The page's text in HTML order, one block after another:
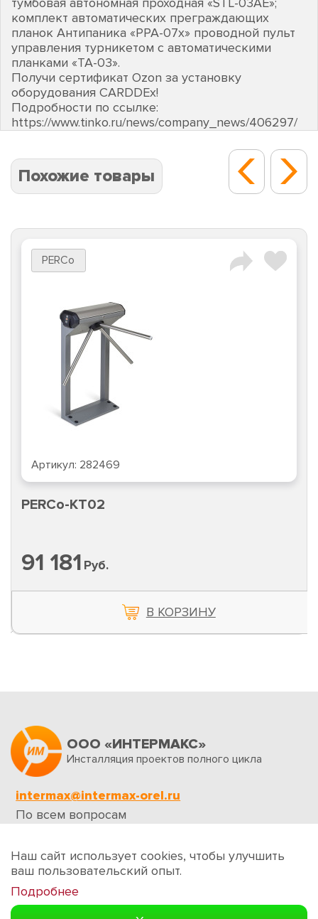
комплект автоматических преграждающих
планок Антипаника «PPA-07х» проводной пульт
управления турникетом с автоматическими
планками «TA-03».
Получи сертификат Ozon за установку
оборудования CARDDEх!
Подробности по ссылке:
https://www.tinko.ru/news/company_news/406297/
Похожие товары
PERCo
Артикул: 282469
PERCo-KT02
91 181 Руб.
В КОРЗИНУ
ООО «ИНТЕРМАКС»
Инсталляция проектов полного цикла
intermax@intermax-orel.ru
По всем вопросам
Обратная связь
Наш сайт использует cookies, чтобы улучшить
ваш пользовательский опыт.
Подробнее